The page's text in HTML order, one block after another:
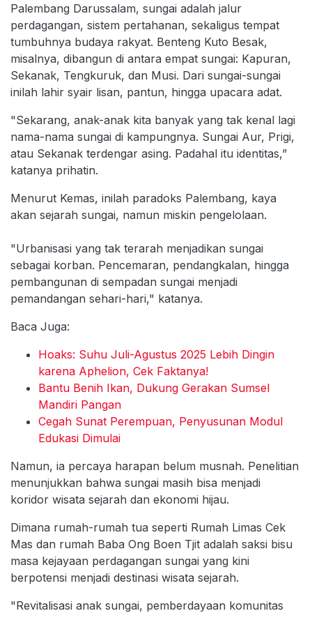
Palembang Darussalam, sungai adalah jalur
perdagangan, sistem pertahanan, sekaligus tempat
tumbuhnya budaya rakyat. Benteng Kuto Besak,
misalnya, dibangun di antara empat sungai: Kapuran,
Sekanak, Tengkuruk, dan Musi. Dari sungai-sungai
inilah lahir syair lisan, pantun, hingga upacara adat.
"Sekarang, anak-anak kita banyak yang tak kenal lagi
nama-nama sungai di kampungnya. Sungai Aur, Prigi,
atau Sekanak terdengar asing. Padahal itu identitas,”
katanya prihatin.
Menurut Kemas, inilah paradoks Palembang, kaya
akan sejarah sungai, namun miskin pengelolaan.
"Urbanisasi yang tak terarah menjadikan sungai
sebagai korban. Pencemaran, pendangkalan, hingga
pembangunan di sempadan sungai menjadi
pemandangan sehari-hari," katanya.
Baca Juga:
Hoaks: Suhu Juli-Agustus 2025 Lebih Dingin
karena Aphelion, Cek Faktanya!
Bantu Benih Ikan, Dukung Gerakan Sumsel
Mandiri Pangan
Cegah Sunat Perempuan, Penyusunan Modul
Edukasi Dimulai
Namun, ia percaya harapan belum musnah. Penelitian
menunjukkan bahwa sungai masih bisa menjadi
koridor wisata sejarah dan ekonomi hijau.
Dimana rumah-rumah tua seperti Rumah Limas Cek
Mas dan rumah Baba Ong Boen Tjit adalah saksi bisu
masa kejayaan perdagangan sungai yang kini
berpotensi menjadi destinasi wisata sejarah.
"Revitalisasi anak sungai, pemberdayaan komunitas